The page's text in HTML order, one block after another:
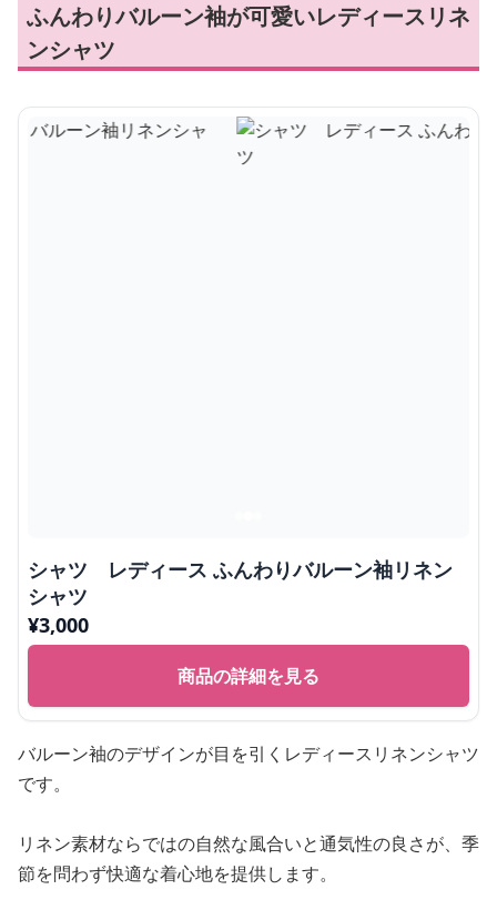
ふんわりバルーン袖が可愛いレディースリネ
ンシャツ
シャツ レディース ふんわりバルーン袖リネン
シャツ
¥3,000
商品の詳細を見る
バルーン袖のデザインが目を引くレディースリネンシャツ
です。
リネン素材ならではの自然な風合いと通気性の良さが、季
節を問わず快適な着心地を提供します。